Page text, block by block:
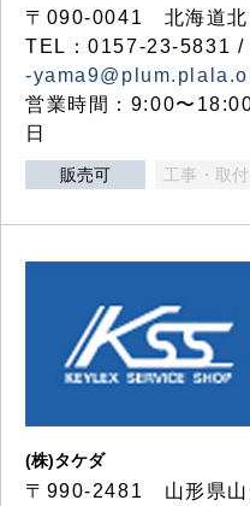
〒090-0041 北海道北
TEL：0157-23-5831
-
営業時間：9:00〜
日
販売可 工事・取
(株)タケダ
〒990-2481 山形県山